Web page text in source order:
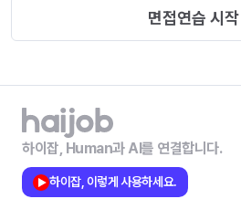
면접연습 시작
하이잡, Human과 AI를 연결합니다.
하이잡, 이렇게 사용하세요.